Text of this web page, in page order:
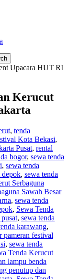
Kerucut
, tenda
Kota Bekasi,
Pusat, rental
bogor, sewa tenda
, sewa tenda
depok, sewa tenda
Serbaguna
Sawah Besar
, sewa tenda
, Sewa Tenda
, sewa tenda
karawang,
pameran festival
, sewa tenda
Tenda Kerucut
lampu benda
penutup dan